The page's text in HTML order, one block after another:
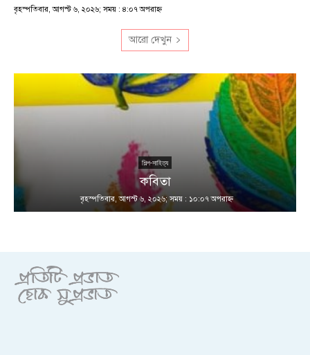
বৃহস্পতিবার, আগস্ট ৬, ২০২৬; সময় : ৪:০৭ অপরাহ্ণ
আরো দেখুন
শিল্প-সাহিত্য
কবিতা
বৃহস্পতিবার, আগস্ট ৬, ২০২৬; সময় : ১০:০৭ অপরাহ্ণ